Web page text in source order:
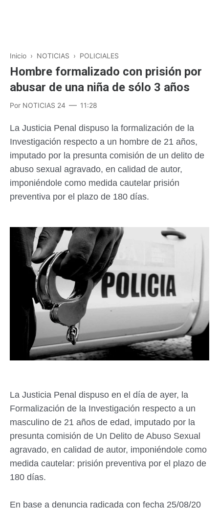
Inicio › NOTICIAS › POLICIALES
Hombre formalizado con prisión por
abusar de una niña de sólo 3 años
Por NOTICIAS 24 11:28
La Justicia Penal dispuso la formalización de la
Investigación respecto a un hombre de 21 años,
imputado por la presunta comisión de un delito de
abuso sexual agravado, en calidad de autor,
imponiéndole como medida cautelar prisión
preventiva por el plazo de 180 días.
La Justicia Penal dispuso en el día de ayer, la
Formalización de la Investigación respecto a un
masculino de 21 años de edad, imputado por la
presunta comisión de Un Delito de Abuso Sexual
agravado, en calidad de autor, imponiéndole como
medida cautelar: prisión preventiva por el plazo de
180 días.
En base a denuncia radicada con fecha 25/08/20